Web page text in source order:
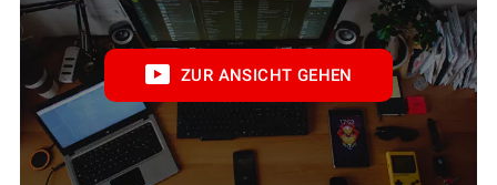
ZUR ANSICHT GEHEN